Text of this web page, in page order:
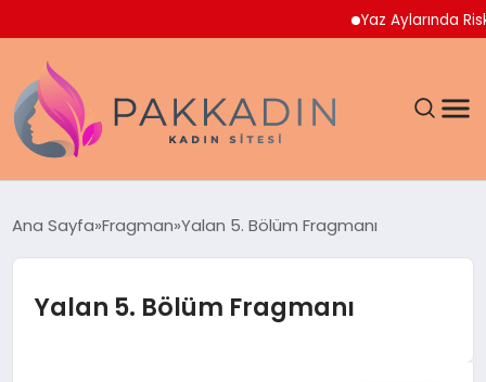
Yaz Aylarında Riskli
KADIN
SAĞLIK
Ana Sayfa Fragman Yalan 5. Bölüm Fragmanı
Yalan 5. Bölüm Fragmanı